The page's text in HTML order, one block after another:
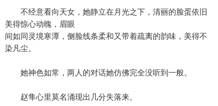
不经意看向天女，她静立在月光之下，清丽的脸蛋依旧
美得惊心动魄，眉眼
间如同灵境寒潭，侧脸线条柔和又带着疏离的韵味，美得不
染凡尘。
她神色如常，两人的对话她仿佛完全没听到一般。
赵隼心里莫名涌现出几分失落来。